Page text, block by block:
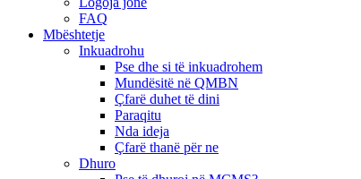
FAQ
Mbështetje
Inkuadrohu
Pse dhe si të inkuadrohem
Mundësitë në QMBN
Çfarë duhet të dini
Paraqitu
Nda ideja
Çfarë thanë për ne
Dhuro